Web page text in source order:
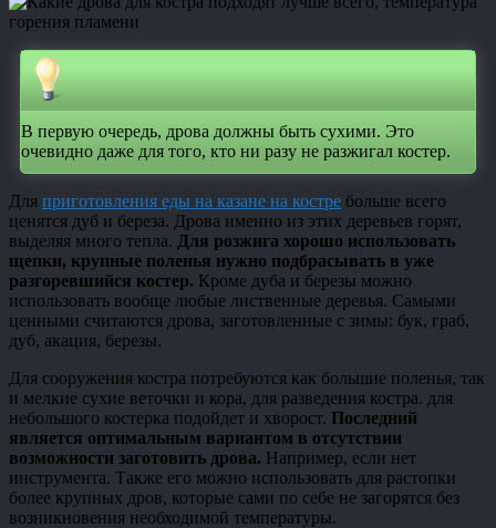
В первую очередь, дрова должны быть сухими. Это
очевидно даже для того, кто ни разу не разжигал костер.
Для приготовления еды на казане на костре больше всего
ценятся дуб и береза. Дрова именно из этих деревьев горят,
выделяя много тепла. Для розжига хорошо использовать
щепки, крупные поленья нужно подбрасывать в уже
разгоревшийся костер. Кроме дуба и березы можно
использовать вообще любые лиственные деревья. Самыми
ценными считаются дрова, заготовленные с зимы: бук, граб,
дуб, акация, березы.
Для сооружения костра потребуются как большие поленья, так
и мелкие сухие веточки и кора, для разведения костра. для
небольшого костерка подойдет и хворост. Последний
является оптимальным вариантом в отсутствии
возможности заготовить дрова. Например, если нет
инструмента. Также его можно использовать для растопки
более крупных дров, которые сами по себе не загорятся без
возникновения необходимой температуры.